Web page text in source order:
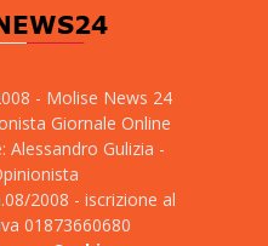
- Molise News 24
Giornale Online
Alessandro Gulizia -
2008 - iscrizione al
01873660680